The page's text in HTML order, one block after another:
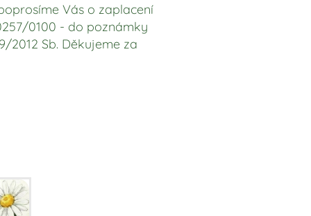
Vás o zaplacení
0100 - do poznámky
2012 Sb. Děkujeme za